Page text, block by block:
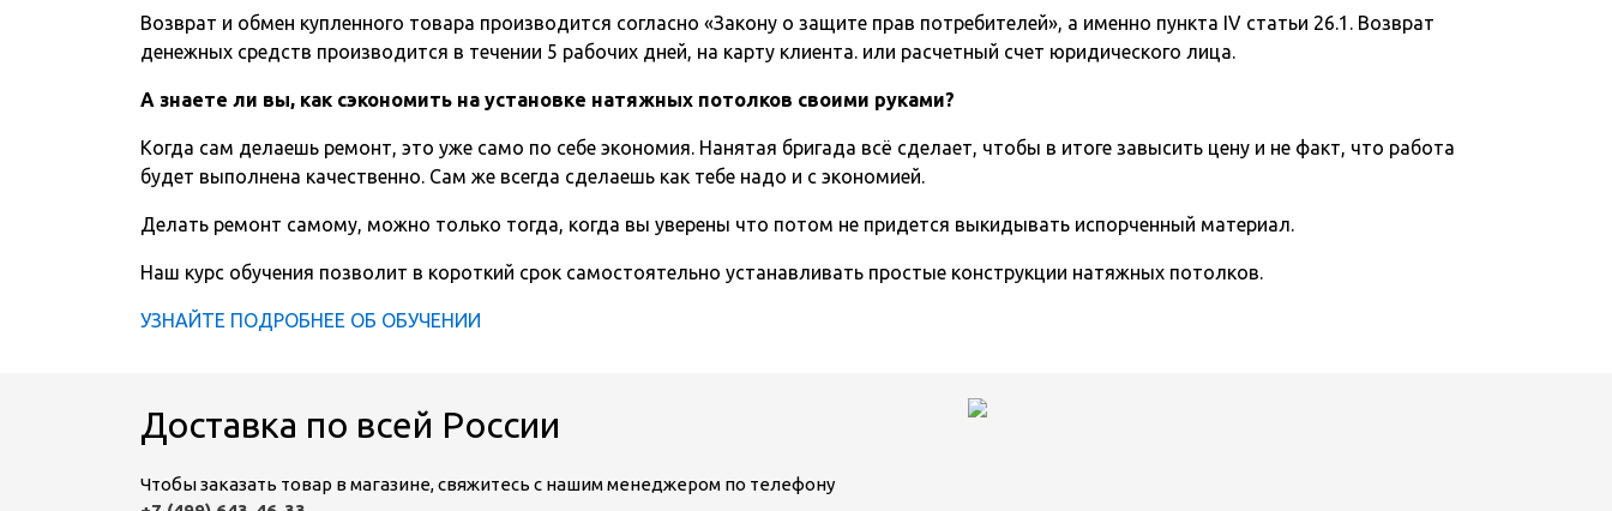
Возврат и обмен купленного товара производится согласно «Закону о защите прав потребителей», а именно пункта IV статьи 26.1. Возврат
денежных средств производится в течении 5 рабочих дней, на карту клиента. или расчетный счет юридического лица.
А знаете ли вы, как сэкономить на установке натяжных потолков своими руками?
Когда сам делаешь ремонт, это уже само по себе экономия. Нанятая бригада всё сделает, чтобы в итоге завысить цену и не факт, что работа
будет выполнена качественно. Сам же всегда сделаешь как тебе надо и с экономией.
Делать ремонт самому, можно только тогда, когда вы уверены что потом не придется выкидывать испорченный материал.
Наш курс обучения позволит в короткий срок самостоятельно устанавливать простые конструкции натяжных потолков.
УЗНАЙТЕ ПОДРОБНЕЕ ОБ ОБУЧЕНИИ
Доставка по всей России
Чтобы заказать товар в магазине, свяжитесь с нашим менеджером по телефону